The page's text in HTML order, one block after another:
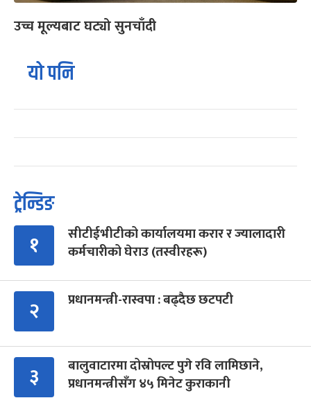
उच्च मूल्यबाट घट्यो सुनचाँदी
यो पनि
ट्रेन्डिङ
१
सीटीईभीटीको कार्यालयमा करार र ज्यालादारी
कर्मचारीको घेराउ (तस्वीरहरू)
२ प्रधानमन्त्री-रास्वपा : बढ्दैछ छटपटी
३
बालुवाटारमा दोस्रोपल्ट पुगे रवि लामिछाने,
प्रधानमन्त्रीसँग ४५ मिनेट कुराकानी